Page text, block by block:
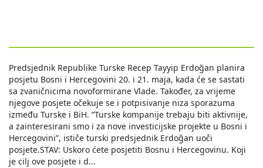
Predsjednik Republike Turske Recep Tayyip Erdoğan planira
posjetu Bosni i Hercegovini 20. i 21. maja, kada će se sastati
sa zvaničnicima novoformirane Vlade. Također, za vrijeme
njegove posjete očekuje se i potpisivanje niza sporazuma
između Turske i BiH. “Turske kompanije trebaju biti aktivnije,
a zainteresirani smo i za nove investicijske projekte u Bosni i
Hercegovini”, ističe turski predsjednik Erdoğan uoči
posjete.STAV: Uskoro ćete posjetiti Bosnu i Hercegovinu. Koji
je cilj ove posjete i d...